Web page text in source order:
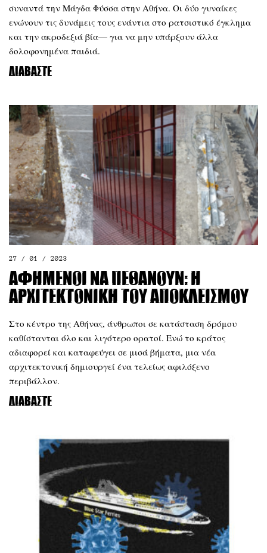
συναντά την Μάγδα Φύσσα στην Αθήνα. Οι δύο γυναίκες
ενώνουν τις δυνάμεις τους ενάντια στο ρατσιστικό έγκλημα
και την ακροδεξιά βία— για να μην υπάρξουν άλλα
δολοφονημένα παιδιά.
Διαβάστε
27 / 01 / 2023
Αφημένοι να πεθάνουν: Η
αρχιτεκτονική του αποκλεισμού
Στο κέντρο της Αθήνας, άνθρωποι σε κατάσταση δρόμου
καθίστανται όλο και λιγότερο ορατοί. Ενώ το κράτος
αδιαφορεί και καταφεύγει σε μισά βήματα, μια νέα
αρχιτεκτονική δημιουργεί ένα τελείως αφιλόξενο
περιβάλλον.
Διαβάστε